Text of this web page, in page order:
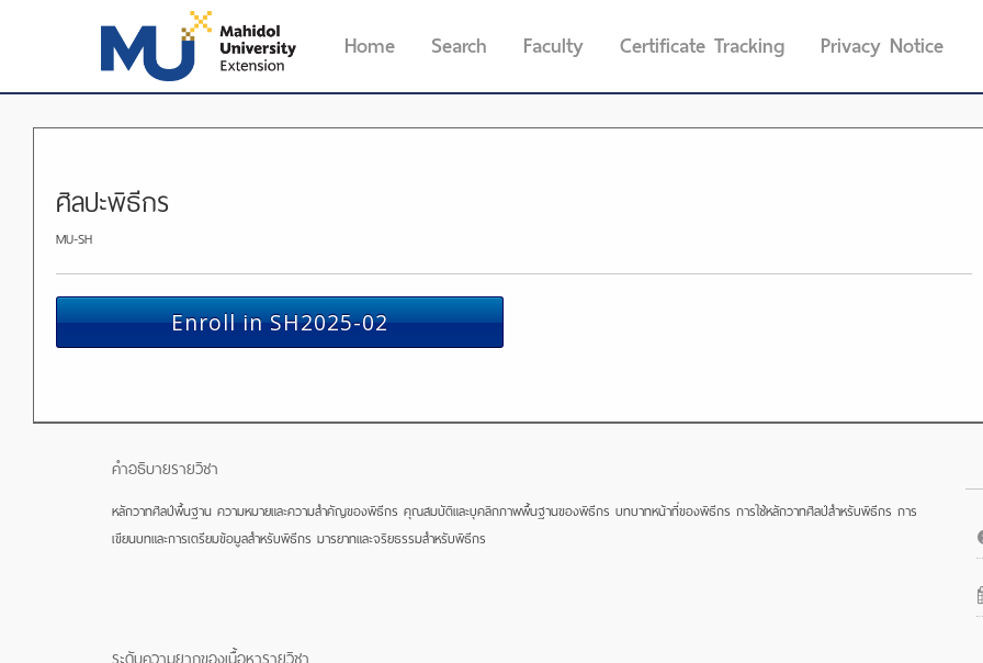
Home Search Faculty Certificate Tracking Privacy Notice
ศิลปะพิธีกร
MU-SH
Enroll in SH2025-02
คำอธิบายรายวิชา
หลักวาทศิลป์พื้นฐาน ความหมายและความสำคัญของพิธีกร คุณสมบัติและบุคลิกภาพพื้นฐานของพิธีกร บทบาทหน้าที่ของพิธีกร การใช้หลักวาทศิลป์สำหรับพิธีกร การ
เขียนบทและการเตรียมข้อมูลสำหรับพิธีกร มารยาทและจริยธรรมสำหรับพิธีกร